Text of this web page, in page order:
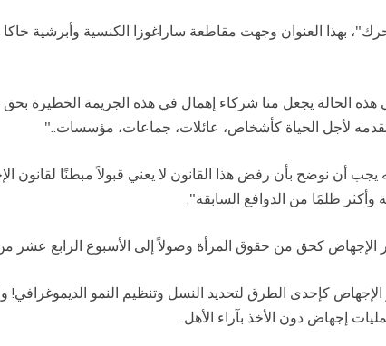
الحالة يجعل منا شركاء إهمال في هذه الجريمة الخطيرة بحق
نقدمه لأجل الحياة كأشخاص، عائلات، جماعات، مؤسسات.."
يجب أن نوضح بأن رفض هذا القانون لا يعني قبولاً مبطنًا
وأكثر ظلمًا من الدوافع السابقة".
الإجهاض كحق من حقوق المرأة وصولاً إلى الأسبوع الرابع عشر
كإحدى الطرق لتحديد النسل وتنظيم النمو